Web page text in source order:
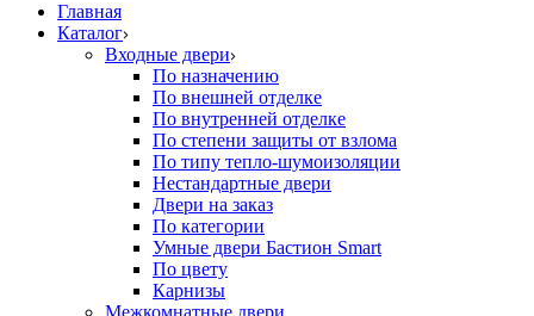
Главная
Каталог
Входные двери
По назначению
По внешней отделке
По внутренней отделке
По степени защиты от взлома
По типу тепло-шумоизоляции
Нестандартные двери
Двери на заказ
По категории
Умные двери Бастион Smart
По цвету
Карнизы
Межкомнатные двери